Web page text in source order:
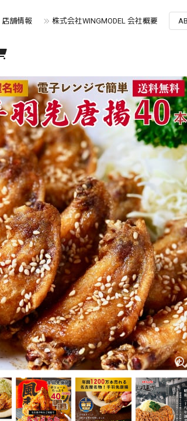
店舗情報 株式会社WINGMODEL 会社概要